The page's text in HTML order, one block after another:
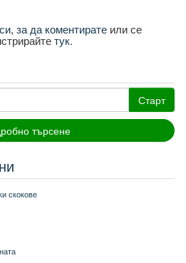
за да коментиратеили се
тук.
Старт
търсене
скокове